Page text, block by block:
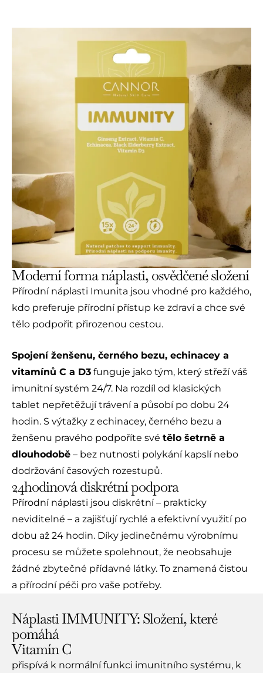
Moderní forma náplasti, osvědčené složení
Přírodní náplasti Imunita jsou vhodné pro každého,
kdo preferuje přírodní přístup ke zdraví a chce své
tělo podpořit přirozenou cestou.
Spojení ženšenu, černého bezu, echinacey a
vitamínů C a D3 funguje jako tým, který střeží váš
imunitní systém 24/7. Na rozdíl od klasických
tablet nepřetěžují trávení a působí po dobu 24
hodin. S výtažky z echinacey, černého bezu a
ženšenu pravého podpoříte své tělo šetrně a
dlouhodobě – bez nutnosti polykání kapslí nebo
dodržování časových rozestupů.
24hodinová diskrétní podpora
Přírodní náplasti jsou diskrétní – prakticky
neviditelné – a zajišťují rychlé a efektivní využití po
dobu až 24 hodin. Díky jedinečnému výrobnímu
procesu se můžete spolehnout, že neobsahuje
žádné zbytečné přídavné látky. To znamená čistou
a přírodní péči pro vaše potřeby.
Náplasti IMMUNITY: Složení, které
pomáhá
Vitamín C
přispívá k normální funkci imunitního systému, k